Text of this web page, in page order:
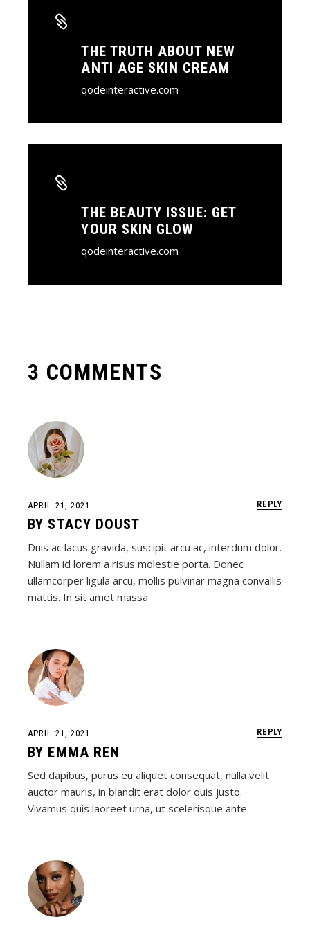
THE TRUTH ABOUT NEW
ANTI AGE SKIN CREAM
qodeinteractive.com
THE BEAUTY ISSUE: GET
YOUR SKIN GLOW
qodeinteractive.com
3 COMMENTS
REPLY
APRIL 21, 2021
BY STACY DOUST
Duis ac lacus gravida, suscipit arcu ac, interdum dolor.
Nullam id lorem a risus molestie porta. Donec
ullamcorper ligula arcu, mollis pulvinar magna convallis
mattis. In sit amet massa
REPLY
APRIL 21, 2021
BY EMMA REN
Sed dapibus, purus eu aliquet consequat, nulla velit
auctor mauris, in blandit erat dolor quis justo.
Vivamus quis laoreet urna, ut scelerisque ante.